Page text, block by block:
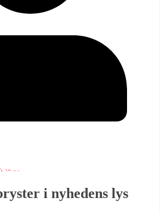
i nyhedens lys